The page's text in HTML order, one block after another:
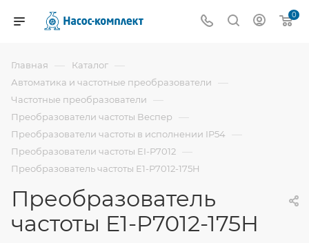
0
Главная — Каталог —
Автоматика и частотные преобразователи —
Частотные преобразователи —
Преобразователи частоты Веспер —
Преобразователи частоты в исполнении IP54 —
Преобразователи частоты EI-P7012 —
Преобразователь частоты E1-P7012-175H
Преобразователь
частоты E1-P7012-175H